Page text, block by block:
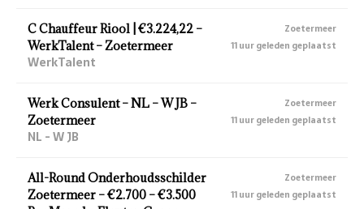
C Chauffeur Riool | €3.224,22 –
WerkTalent – Zoetermeer
WerkTalent
Zoetermeer
11 uur geleden geplaatst
Werk Consulent – NL – W JB –
Zoetermeer
NL - W JB
Zoetermeer
11 uur geleden geplaatst
All-Round Onderhoudsschilder
Zoetermeer – €2.700 – €3.500
Zoetermeer
11 uur geleden geplaatst